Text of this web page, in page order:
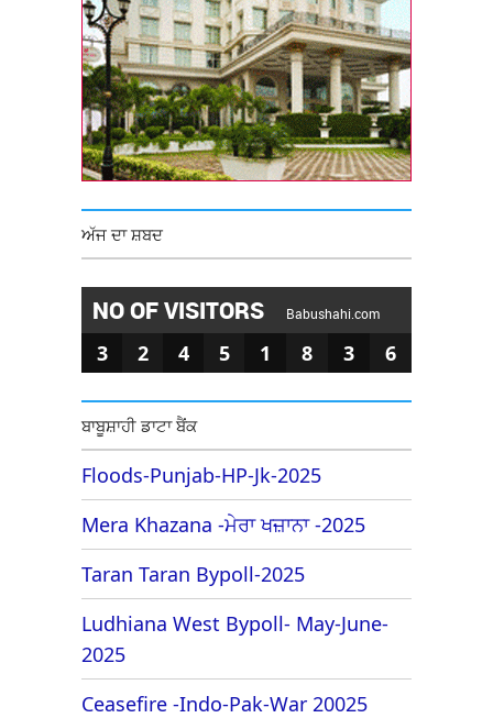
ਅੱਜ ਦਾ ਸ਼ਬਦ
NO OF VISITORS Babushahi.com
3 2 4 5 1 8 3 6
ਬਾਬੂਸ਼ਾਹੀ ਡਾਟਾ ਬੈਂਕ
Floods-Punjab-HP-Jk-2025
Mera Khazana -ਮੇਰਾ ਖਜ਼ਾਨਾ -2025
Taran Taran Bypoll-2025
Ludhiana West Bypoll- May-June-
2025
Ceasefire -Indo-Pak-War 20025